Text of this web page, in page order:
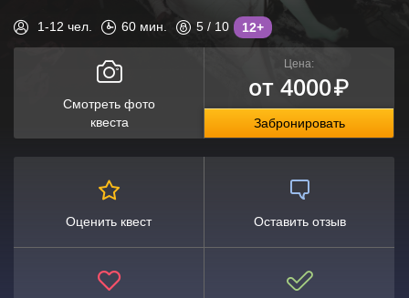
1-12 чел. 60 мин. 5 / 10 12+
Смотреть фото
квеста
Цена:
от 4000₽
Забронировать
Оценить квест Оставить отзыв